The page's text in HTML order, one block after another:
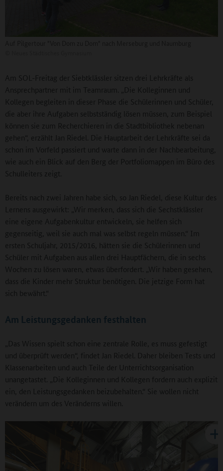
Am SOL-Freitag der Siebtklässler sitzen drei Lehrkräfte als
Ansprechpartner mit im Teamraum. „Die Kolleginnen und
Kollegen begleiten in dieser Phase die Schülerinnen und Schüler,
die aber ihre Aufgaben selbstständig lösen müssen, zum Beispiel
können sie zum Recherchieren in die Stadtbibliothek nebenan
gehen“, erzählt Jan Riedel. Die Hauptarbeit der Lehrkräfte sei da
schon im Vorfeld passiert und warte dann in der Nachbearbeitung,
wie auch ein Blick auf den Berg der Portfoliomappen im Büro des
Schulleiters zeigt.
Bereits nach zwei Jahren habe sich, so Jan Riedel, diese Kultur des
Lernens ausgewirkt: „Wir merken, dass sich die Sechstklässler
eine eigene Aufgabenkultur entwickeln, sie helfen sich
gegenseitig, weil sie auch mal was selbst regeln müssen.“ Im
ersten Schuljahr, 2015/2016, hätten sie die Schülerinnen und
Schüler mit Aufgaben aus allen drei Hauptfächern, die in sechs
Wochen zu lösen waren, etwas überfordert. „Wir haben gesehen,
dass die Kinder mehr Struktur benötigen. Die jetzige Form hat
sich bewährt.“
Am Leistungsgedanken festhalten
„Das Wissen spielt schon eine zentrale Rolle, es muss gefestigt
und überprüft werden“, findet Jan Riedel. Daher bleiben Tests und
Klassenarbeiten und auch Teile der Unterrichtsorganisation
unangetastet. „Die Kolleginnen und Kollegen fordern auch explizit
ein, den Leistungsgedanken beizubehalten.“ Sie wollen nicht
verändern um des Veränderns willen.